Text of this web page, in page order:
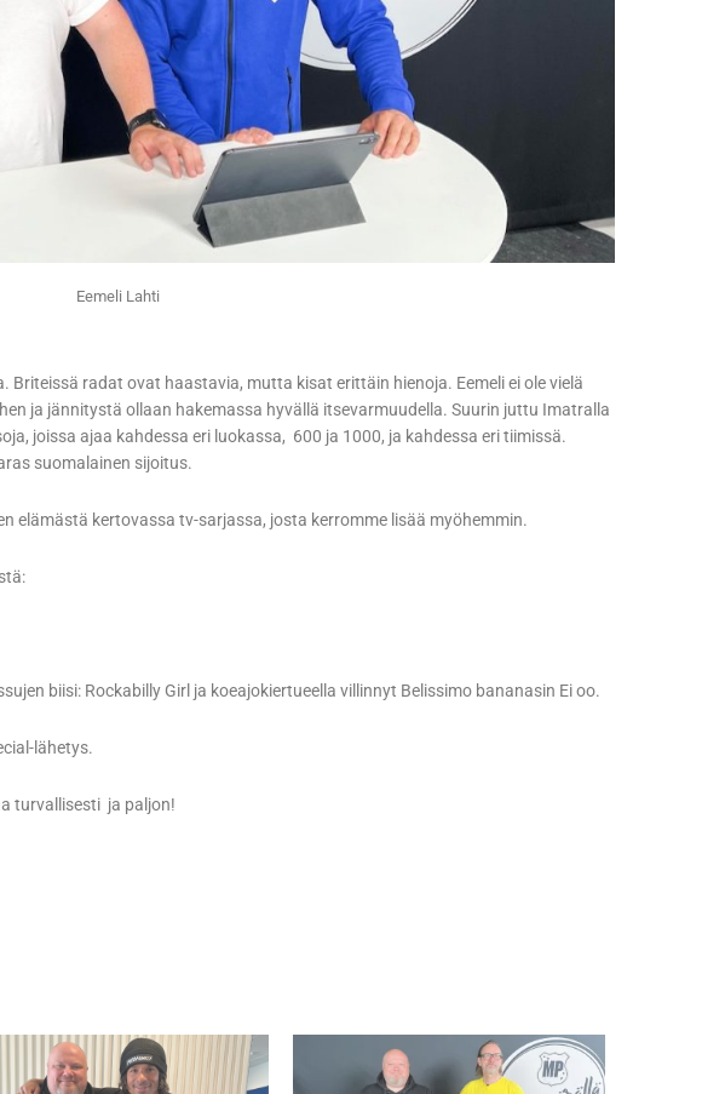
Eemeli Lahti
Briteissä radat ovat haastavia, mutta kisat erittäin hienoja. Eemeli ei ole vielä
ja jännitystä ollaan hakemassa hyvällä itsevarmuudella. Suurin juttu Imatralla
joissa ajaa kahdessa eri luokassa, 600 ja 1000, ja kahdessa eri tiimissä.
suomalainen sijoitus.
elämästä kertovassa tv-sarjassa, josta kerromme lisää myöhemmin.
biisi: Rockabilly Girl ja koeajokiertueella villinnyt Belissimo bananasin Ei oo.
lähetys.
turvallisesti ja paljon!